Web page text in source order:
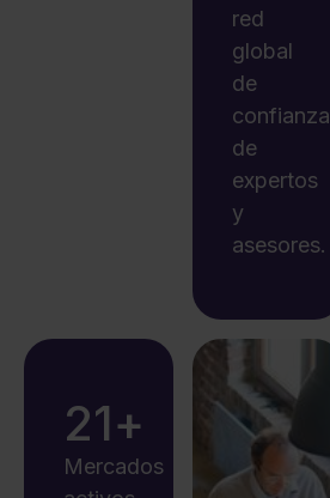
red
global
de
confianza
de
expertos
y
asesores.
21+
Mercados